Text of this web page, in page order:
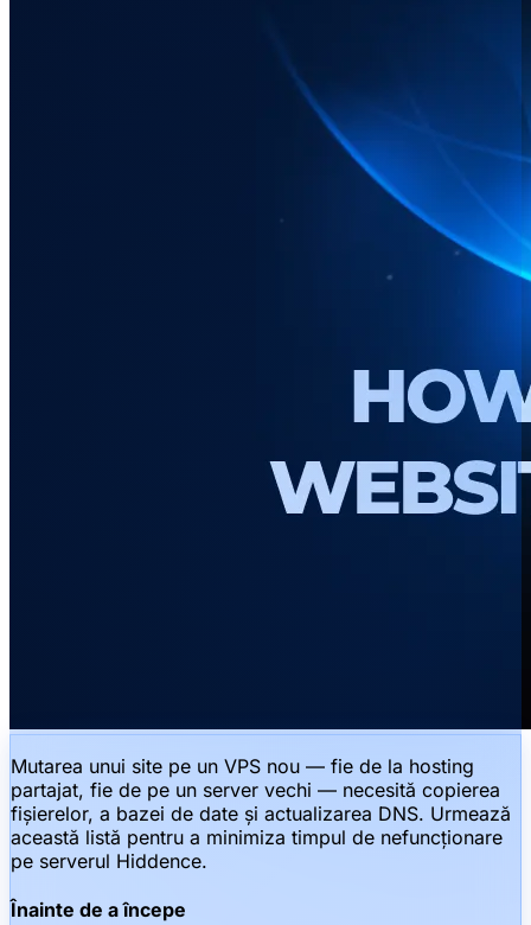
Mutarea unui site pe un VPS nou — fie de la hosting
partajat, fie de pe un server vechi — necesită copierea
fișierelor, a bazei de date și actualizarea DNS. Urmează
această listă pentru a minimiza timpul de nefuncționare
pe serverul Hiddence.
Înainte de a începe